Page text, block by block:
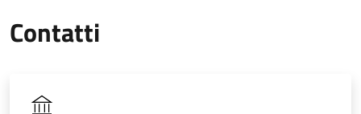
Contatti